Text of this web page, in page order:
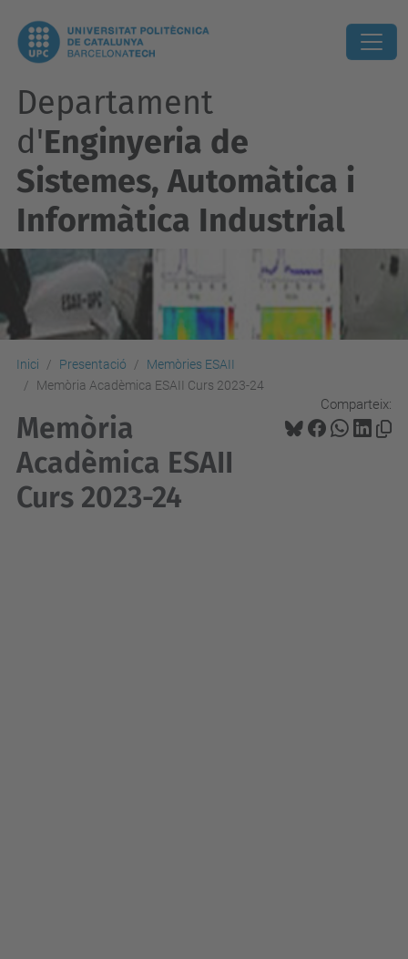
Departament
d'Enginyeria de
Sistemes, Automàtica i
Informàtica Industrial
Inici Presentació
Memòries ESAII
Memòria Acadèmica ESAII Curs 2023-24
Comparteix:
Memòria
Acadèmica ESAII
Curs 2023-24